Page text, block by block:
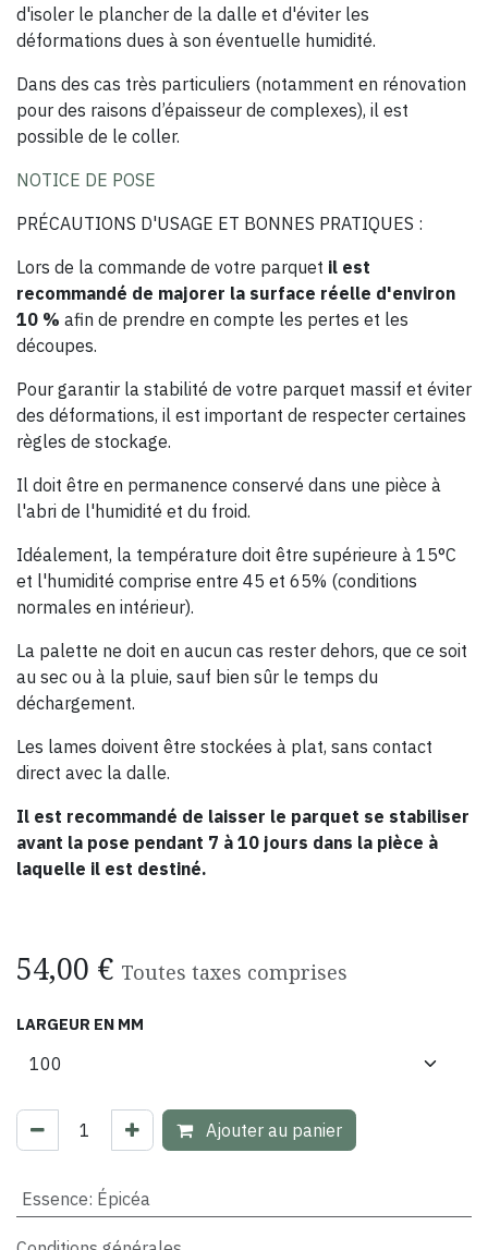
d'isoler le plancher de la dalle et d'éviter les
déformations dues à son éventuelle humidité.
Dans des cas très particuliers (notamment en rénovation
pour des raisons d’épaisseur de complexes), il est
possible de le coller.
NOTICE DE POSE
PRÉCAUTIONS D'USAGE ET BONNES PRATIQUES :
Lors de la commande de votre parquet il est
recommandé de majorer la surface réelle d'environ
10 % afin de prendre en compte les pertes et les
découpes.
Pour garantir la stabilité de votre parquet massif et éviter
des déformations, il est important de respecter certaines
règles de stockage.
Il doit être en permanence conservé dans une pièce à
l'abri de l'humidité et du froid.
Idéalement, la température doit être supérieure à 15°C
et l'humidité comprise entre 45 et 65% (conditions
normales en intérieur).
La palette ne doit en aucun cas rester dehors, que ce soit
au sec ou à la pluie, sauf bien sûr le temps du
déchargement.
Les lames doivent être stockées à plat, sans contact
direct avec la dalle.
Il est recommandé de laisser le parquet se stabiliser
avant la pose pendant 7 à 10 jours dans la pièce à
laquelle il est destiné.
54,00 € Toutes taxes comprises
LARGEUR EN MM
Ajouter au panier
Essence: Épicéa